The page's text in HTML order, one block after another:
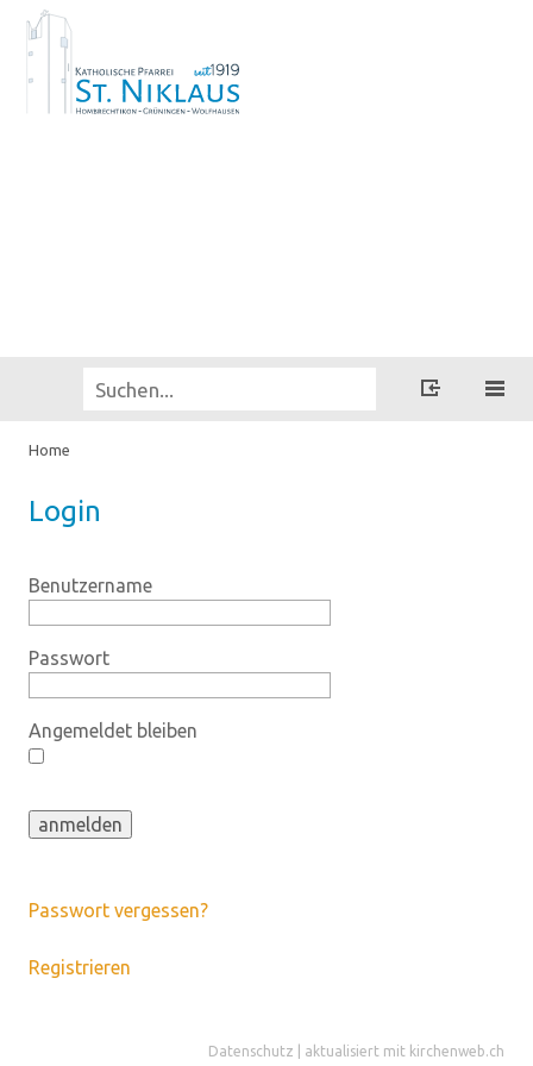
Home
Login
Benutzername
Passwort
Angemeldet bleiben
Passwort vergessen?
Registrieren
Datenschutz aktualisiert mit kirchenweb.ch